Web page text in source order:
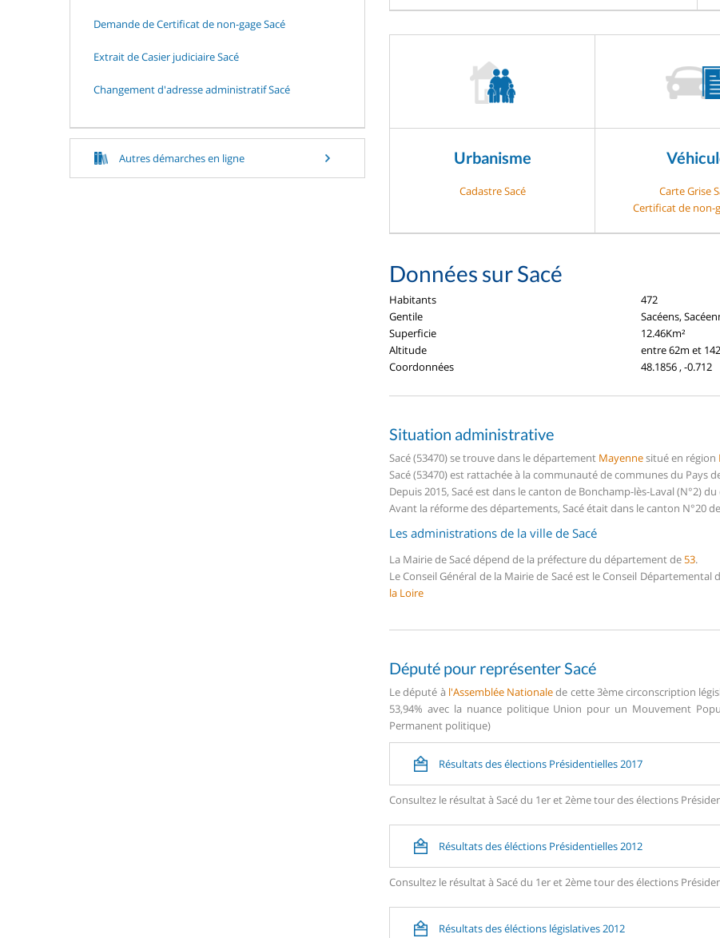
Demande de Certificat de non-gage Sacé
Extrait de Casier judiciaire Sacé
Changement d'adresse administratif Sacé
Autres démarches en ligne Urbanisme
Cadastre Sacé
Carte Grise
Certificat de non-
Données sur Sacé
Habitants
472
Gentile
Sacéens,
Superficie
12.46Km²
Altitude
entre 62m et
Coordonnées
48.1856 , -0.712
Situation administrative
Sacé (53470) se trouve dans le département Mayennesitué en région
Sacé (53470) est rattachée à la communauté de communes du Pays
Depuis 2015, Sacé est dans le canton de Bonchamp-lès-Laval (N°2)
Avant la réforme des départements, Sacé était dans le canton N°20
Les administrations de la ville de Sacé
La Mairie de Sacé dépend de la préfecture du département de53.
Le Conseil Général de la Mairie de Sacé est le Conseil Départemental
la Loire
Député pour représenter Sacé
Le député à l'Assemblée Nationalede cette 3ème circonscription
53,94% avec la nuance politique Union pour un Mouvement
Permanent politique)
Résultats des élections Présidentielles 2017
Consultez le résultat à Sacé du 1er et 2ème tour des élections
Résultats des éléctions Présidentielles 2012
Consultez le résultat à Sacé du 1er et 2ème tour des élections
Résultats des éléctions législatives 2012